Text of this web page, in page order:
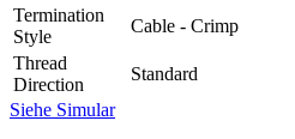
Termination
Style
Cable - Crimp
Thread
Direction
Standard
Siehe Simular